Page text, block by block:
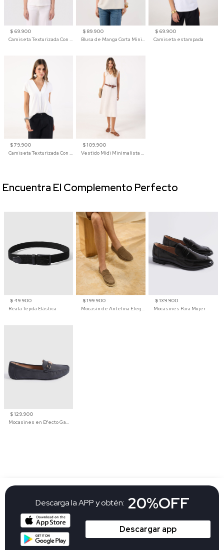
$ 69.900
Camiseta Texturizada Con Hombro Caído Para Mujer
$ 89.900
Blusa de Manga Corta Minimalista para Mujer
$ 69.900
Camiseta estampada
$ 79.900
Camiseta Texturizada Con Cuello En V Para Mujer
$ 109.900
Vestido Midi Minimalista De Silueta Amplia
$ 49.900
Reata Tejida Elástica
$ 199.900
Mocasín de Antelina Elegante con Suela de Contraste Para Hombre
$ 139.900
Mocasines Para Mujer
$ 129.900
Mocasines en Efecto Gamuzado Para Mujer
Encuentra El Complemento Perfecto
Descarga la APP y obtén: 20%OFF
Descargar app